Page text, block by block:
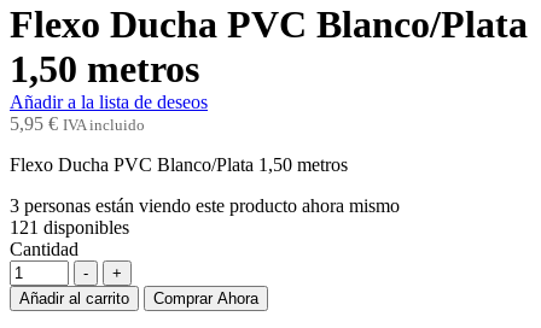
Flexo Ducha PVC Blanco/Plata
1,50 metros
Añadir a la lista de deseos
5,95 € IVA incluido
Flexo Ducha PVC Blanco/Plata 1,50 metros
3 personas están viendo este producto ahora mismo
121 disponibles
Cantidad
-
+
Añadir al carrito
Comprar Ahora